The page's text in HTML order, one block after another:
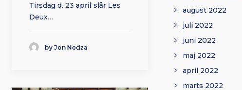
Tirsdag d. 23 april slår Les
Deux…
by Jon Nedza
august 2022
juli 2022
juni 2022
maj 2022
april 2022
marts 2022